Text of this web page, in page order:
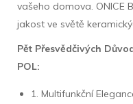
vašeho domova. ONICE
jakost ve světě
Pět Přesvědčivých
POL:
1. Multifunkční